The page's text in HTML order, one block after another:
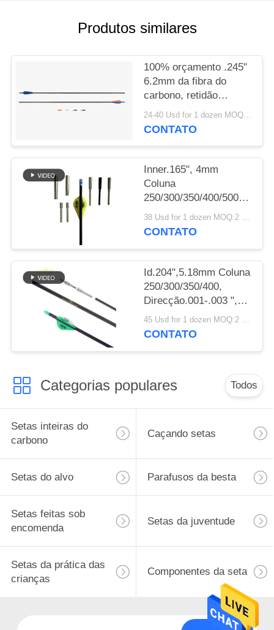
POLÍTICA
PRIVACIDADE
Produtos similares
100% orçamento .245"
6.2mm da fibra do
carbono, retidão
.003-.001" aletas/penas
de caça das setas da
24-40 Usd for 1 dozen MOQ:2 dúzias
CONTATO
Inner.165", 4mm
Coluna
250/300/350/400/500/600/
Peso mais leve
Pequeno Diâmetro Alvo
38 Usd for 1 dozen MOQ:2 dúzias
CONTATO
Id.204",5.18mm Coluna
250/300/350/400,
Direcção.001-.003 ",
32" Peso leve 5mm
Ultra Target e Setas de
45 Usd for 1 dozen MOQ:2 dúzias
CONTATO
Categorias populares Todos
Setas inteiras do
carbono
Caçando setas
Setas do alvo Parafusos da besta
Setas feitas sob
encomenda
Setas da juventude
Setas da prática das
crianças
Componentes da seta